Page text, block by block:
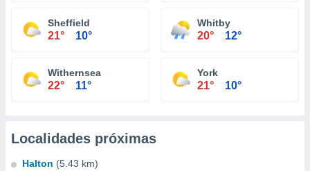
Sheffield
21° 10°
Whitby
20° 12°
Withernsea
22° 11°
York
21° 10°
Localidades próximas
Halton (5.43 km)